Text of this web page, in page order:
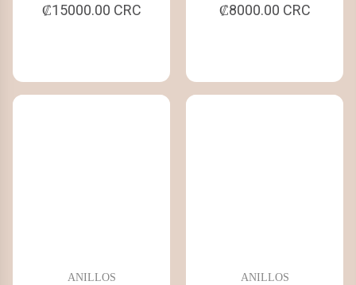
₡15000.00 CRC ₡8000.00 CRC
ANILLOS ANILLOS